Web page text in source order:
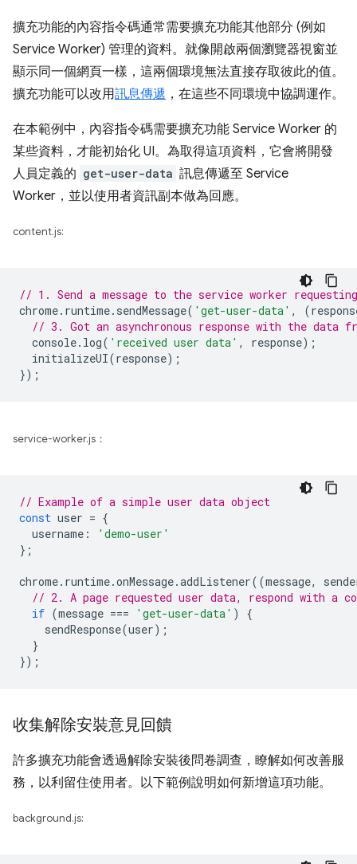
擴充功能的內容指令碼通常需要擴充功能其他部分 (例如
Service Worker) 管理的資料。就像開啟兩個瀏覽器視窗並
顯示同一個網頁一樣，這兩個環境無法直接存取彼此的值。
擴充功能可以改用訊息傳遞 ，在這些不同環境中協調運作。
在本範例中，內容指令碼需要擴充功能 Service Worker 的
某些資料，才能初始化 UI。為取得這項資料，它會將開發
人員定義的 get-user-data 訊息傳遞至 Service
Worker，並以使用者資訊副本做為回應。
content.js:
// 1. Send a message to the service worker
chrome. runtime. sendMessage( 'get-user-data' , (
// 3. Got an asynchronous response with the data
console. log( 'received user data' , response);
initializeUI(response);
});
service-worker.js：
// Example of a simple user data object
const user = {
username :
'demo-user'
};
chrome. runtime.onMessage.addListener((message,
// 2. A page requested user data, respond with a
if (message === 'get-user-data' )
{
sendResponse(user);
}
});
收集解除安裝意見回饋
許多擴充功能會透過解除安裝後問卷調查，瞭解如何改善服
務，以利留住使用者。以下範例說明如何新增這項功能。
background.js: